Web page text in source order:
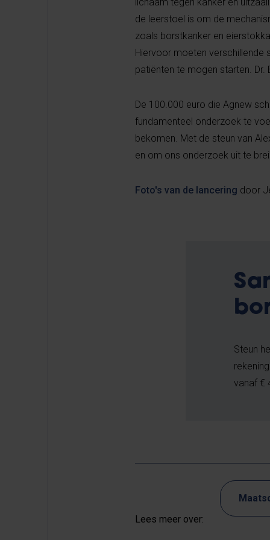
de leerstoel is om de
zoals borstkanker en
Hiervoor moeten verschillende
patiënten te mogen starten. Dr.
De 100.000 euro die Agnew
fundamenteel onderzoek te
bekomen. Met de steun van
en om ons onderzoek uit te
Foto's van de lancering door
Steun
vanaf €
Lees meer over: